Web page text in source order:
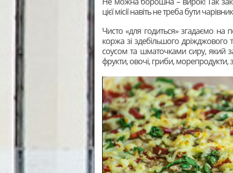
цієї місії навіть не треба бути
Чисто «для годиться» згадаємо на
коржа зі здебільшого дріжджового
соусом та шматочками сиру, який
фрукти, овочі, гриби, морепродукти,